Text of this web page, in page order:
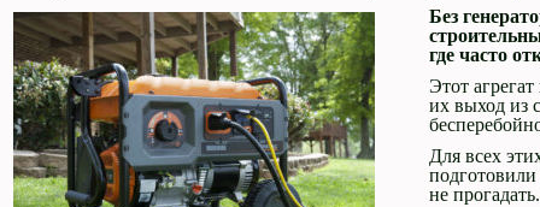
Без
где часто
Этот
их выход из
Для всех
не прогадать.